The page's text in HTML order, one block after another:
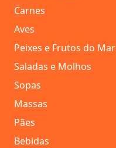
Carnes
Aves
Peixes e Frutos do Mar
Saladas e Molhos
Sopas
Massas
Pães
Bebidas